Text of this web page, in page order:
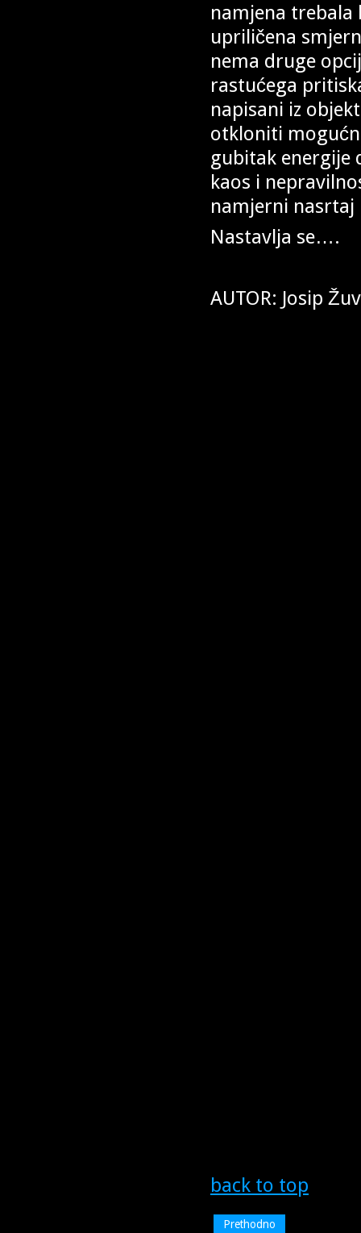
namjena trebala
upriličena
nema druge
rastućega
napisani iz
otkloniti
gubitak energije
kaos i
namjerni nasrtaj
Nastavlja se….
AUTOR: Josip
back to top
Prethodno